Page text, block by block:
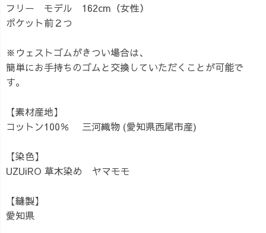
フリー モデル 162cm（女性）
ポケット前２つ
※ウェストゴムがきつい場合は、
簡単にお手持ちのゴムと交換していただくことが可能で
す。
【素材産地】
コットン100％ 三河織物 (愛知県西尾市産)
【染色】
UZUiRO 草木染め ヤマモモ
【縫製】
愛知県